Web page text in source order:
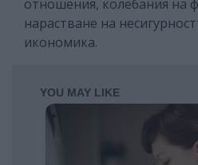
отношения, колебания на
нарастване на
икономика.